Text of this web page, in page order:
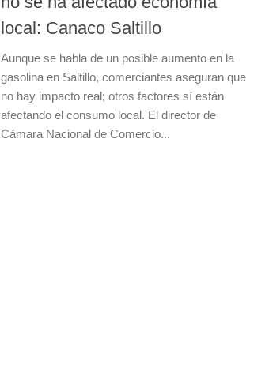
local: Canaco Saltillo
Aunque se habla de un posible aumento en la
gasolina en Saltillo, comerciantes aseguran que
no hay impacto real; otros factores sí están
afectando el consumo local. El director de
Cámara Nacional de Comercio...